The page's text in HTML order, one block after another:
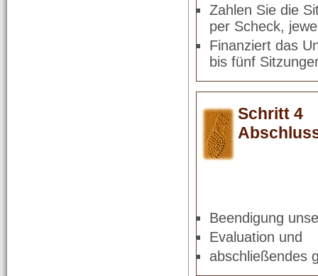
Zahlen Sie die
per Scheck,
Finanziert das
bis fünf
Schritt 4
Beendigung
Evaluation und
abschließendes